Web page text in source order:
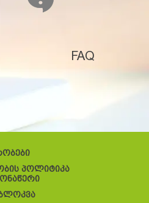
FAQ
პოლიტიკა